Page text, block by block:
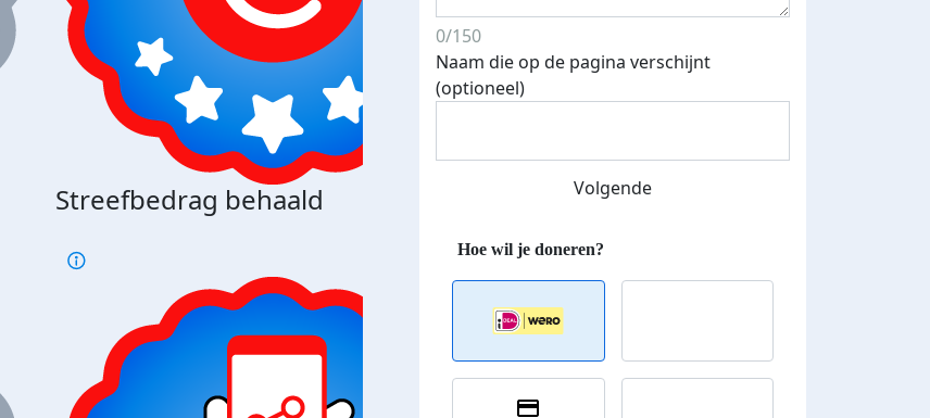
Streefbedrag behaald Streefbedrag verhoogd
0/150
Naam die op de pagina verschijnt
(optioneel)
Volgende